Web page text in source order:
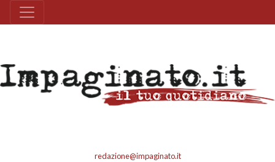
redazione@impaginato.it